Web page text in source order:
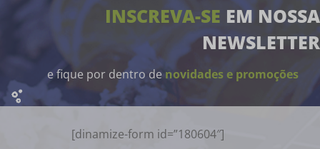
INSCREVA-SE EM NOSSA
NEWSLETTER
e fique por dentro de novidades e promoções
[dinamize-form id=”180604″]